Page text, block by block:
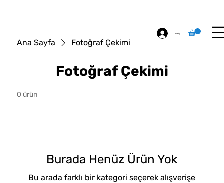
Giriş
Ana Sayfa Fotoğraf Çekimi
Fotoğraf Çekimi
0 ürün
Burada Henüz Ürün Yok
Bu arada farklı bir kategori seçerek alışverişe